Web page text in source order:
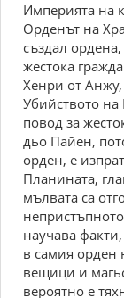
Империята на
Орденът на
създал
жестока
Хенри от
Убийството на
повод за
дьо Пайен,
орден, е
Планината,
мълвата са
научава
в самия орден
вещици и
вероятно е